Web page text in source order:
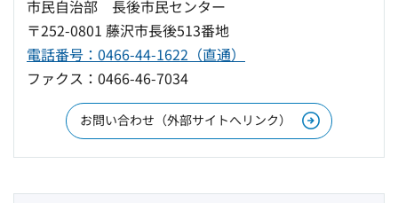
市民自治部 長後市民センター
〒252-0801 藤沢市長後513番地
電話番号：0466-44-1622（直通）
ファクス：0466-46-7034
お問い合わせ（外部サイトへリンク）